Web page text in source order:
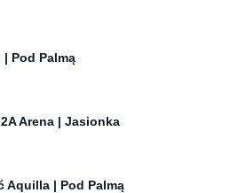
Pod Palmą
Arena | Jasionka
Aquilla | Pod Palmą